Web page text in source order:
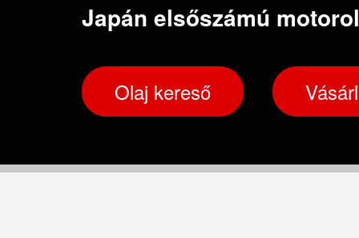
Japán elsőszámú
Olaj kereső